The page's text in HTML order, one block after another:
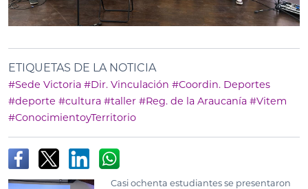
ETIQUETAS DE LA NOTICIA
#Sede Victoria #Dir. Vinculación #Coordin. Deportes
#deporte #cultura #taller #Reg. de la Araucanía #Vitem
#ConocimientoyTerritorio
Casi ochenta estudiantes se presentaron